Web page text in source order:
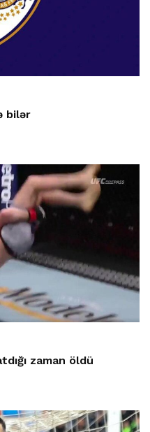
bilər
zaman öldü